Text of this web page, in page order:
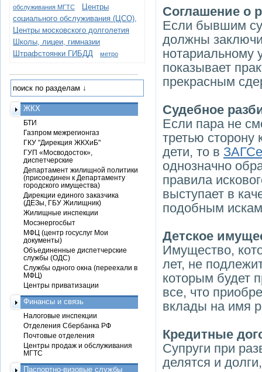
Соглашение о
Если бывшим
должны
нотариальному
показывает
прекрасным
Судебное
Если пара не
третью сторону
дети, то в ЗАГСе
однозначно
правила
выступает в
подобным
Детское
Имущество,
лет, не
которым будет
все, что
вклады на имя
Кредитные
Супруги при
делятся и
обслуживания МГТС
Центры
социального обслуживания (ЦСО),
Центры московского долголетия
Школы, лицеи, гимназии
Штрафстоянки ГИБДД
метро
ЖКХ
БТИ
Газпром межрегионгаз
ГКУ "Дирекция ЖКХиБ"
ГУП «Мосводосток»,
диспетчерские
Департамент жилищной политики
(присоединен к Департаменту
городского имущества)
Дирекции единого заказчика
(ДЕЗы, ГБУ Жилищник)
Жилищные инспекции
Мосэнергосбыт
МФЦ (центр госуслуг Мои
документы)
Объединенные диспетчерские
службы (ОДС)
Службы одного окна (переехали в
МФЦ)
Центры приватизации
Финансы и связь
Налоговые инспекции
Отделения Сбербанка РФ
Почтовые отделения
Центры продаж и обслуживания
МГТС
Паспортно-визовые службы